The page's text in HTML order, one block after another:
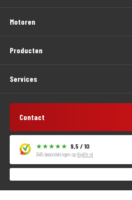
Motoren
Producten
Services
Contact
9,5 / 10
3415 beoordelingen op KiyOh.nl